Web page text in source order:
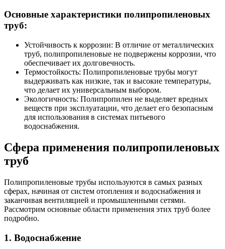
Основные характеристики полипропиленовых
труб:
Устойчивость к коррозии: В отличие от металлических
труб, полипропиленовые не подвержены коррозии, что
обеспечивает их долговечность.
Термостойкость: Полипропиленовые трубы могут
выдерживать как низкие, так и высокие температуры,
что делает их универсальным выбором.
Экологичность: Полипропилен не выделяет вредных
веществ при эксплуатации, что делает его безопасным
для использования в системах питьевого
водоснабжения.
Сфера применения полипропиленовых
труб
Полипропиленовые трубы используются в самых разных
сферах, начиная от систем отопления и водоснабжения и
заканчивая вентиляцией и промышленными сетями.
Рассмотрим основные области применения этих труб более
подробно.
1. Водоснабжение